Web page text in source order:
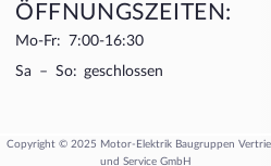
ÖFFNUNGSZEITEN:
Mo-Fr: 7:00-16:30
Sa – So: geschlossen
Copyright © 2025 Motor-Elektrik Baugruppen
und Service GmbH